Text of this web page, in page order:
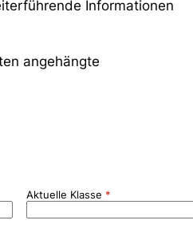
Informationen
angehängte
Aktuelle Klasse